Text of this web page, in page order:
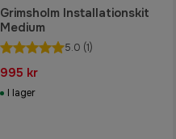
Grimsholm Installationskit
Medium
5.0 (1)
995 kr
I lager